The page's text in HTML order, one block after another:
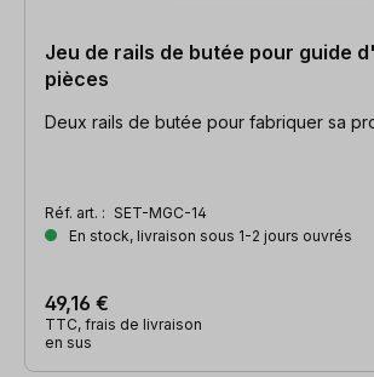
Jeu de rails de butée pour guide
pièces
Deux rails de butée pour fabriquer sa
Réf. art. : SET-MGC-14
En stock, livraison sous 1-2 jours ouvrés
49,16 €
TTC, frais de livraison
en sus